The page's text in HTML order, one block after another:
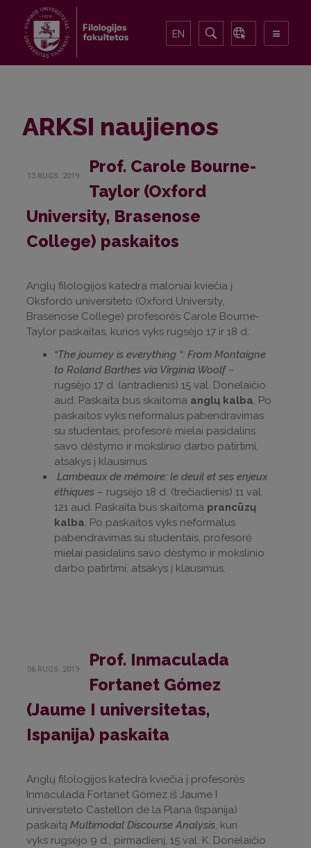
EN
ARKSI naujienos
13.RUGS..2019
Prof. Carole Bourne-
Taylor (Oxford
University, Brasenose
College) paskaitos
Anglų filologijos katedra maloniai kviečia į
Oksfordo universiteto (Oxford University,
Brasenose College) profesorės Carole Bourne-
Taylor paskaitas, kurios vyks rugsėjo 17 ir 18 d.:
“The journey is everything “: From Montaigne
to Roland Barthes via Virginia Woolf–
rugsėjo 17 d. (antradienis) 15 val. Donelaičio
aud. Paskaita bus skaitoma anglų kalba. Po
paskaitos vyks neformalus pabendravimas
su studentais, profesorė mielai pasidalins
savo dėstymo ir mokslinio darbo patirtimi,
atsakys į klausimus.
Lambeaux de mémoire: le deuil et ses enjeux
éthiques – rugsėjo 18 d. (trečiadienis) 11 val.
121 aud. Paskaita bus skaitoma prancūzų
kalba. Po paskaitos vyks neformalus
pabendravimas su studentais, profesorė
mielai pasidalins savo dėstymo ir mokslinio
darbo patirtimi, atsakys į klausimus.
06.RUGS..2019
Prof. Inmaculada
Fortanet Gómez
(Jaume I universitetas,
Ispanija) paskaita
Anglų filologijos katedra kviečia į profesorės
Inmaculada Fortanet Gómez iš Jaume I
universiteto Castellon de la Plana (Ispanija)
paskaitą Multimodal Discourse Analysis, kuri
vyks rugsėjo 9 d., pirmadienį, 15 val. K. Donelaičio